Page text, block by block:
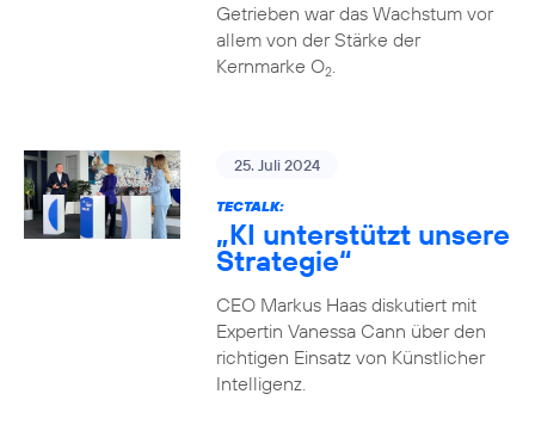
Getrieben war das Wachstum vor
allem von der Stärke der
Kernmarke O2.
25. Juli 2024
TECTALK:
„KI unterstützt unsere
Strategie“
CEO Markus Haas diskutiert mit
Expertin Vanessa Cann über den
richtigen Einsatz von Künstlicher
Intelligenz.